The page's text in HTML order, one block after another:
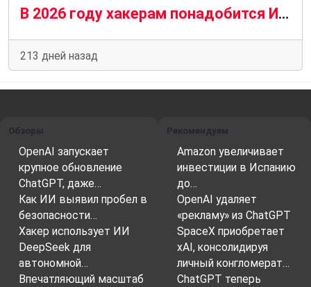
В 2026 году хакерам понадобится ИИ: Threat Intel о взломе Vibe и HackGPT
213 дней назад
Обзоры
OpenAI запускает
крупное обновление
ChatGPT, даже…
Как ИИ выявил пробел в
безопасности…
Хакер использует ИИ
DeepSeek для
автономной…
Впечатляющий масштаб
Рекомендуем
Amazon увеличивает
инвестиции в Испанию
до…
OpenAI удаляет
«рекламу» из ChatGPT
SpaceX приобретает
xAI, консолидируя
личный конгломерат…
ChatGPT теперь